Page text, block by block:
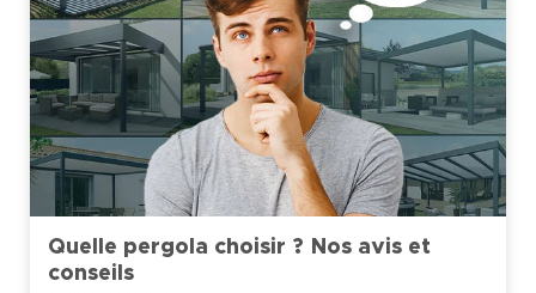
Quelle pergola choisir ? Nos avis et
conseils